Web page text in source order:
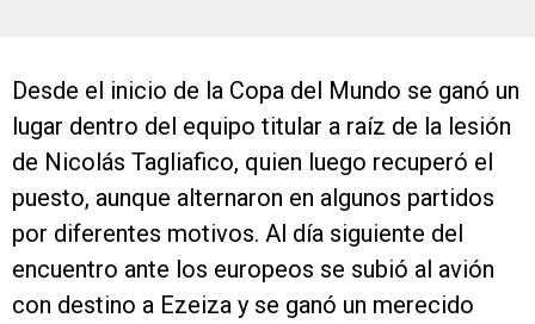
Desde el inicio de la Copa del Mundo se ganó un
lugar dentro del equipo titular a raíz de la lesión
de Nicolás Tagliafico, quien luego recuperó el
puesto, aunque alternaron en algunos partidos
por diferentes motivos. Al día siguiente del
encuentro ante los europeos se subió al avión
con destino a Ezeiza y se ganó un merecido